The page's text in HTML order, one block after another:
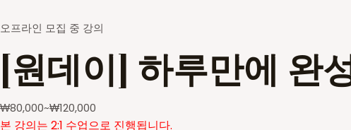
오프라인 모집 중 강의
[원데이] 하루만에 완
₩80,000~₩120,000
본 강의는 2:1 수업으로 진행됩니다.